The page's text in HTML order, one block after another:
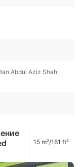
Abdul Aziz Shah
15 m²/161 ft²